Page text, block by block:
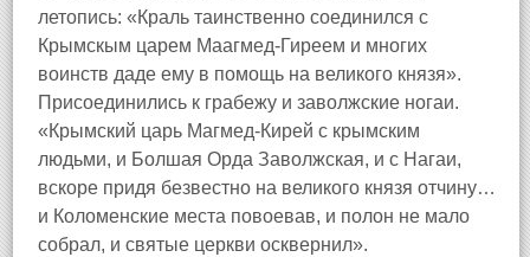
летопись: «Краль таинственно соединился с
Крымскым царем Маагмед-Гиреем и многих
воинств даде ему в помощь на великого князя».
Присоединились к грабежу и заволжские ногаи.
«Крымский царь Магмед-Кирей с крымским
людьми, и Болшая Орда Заволжская, и с Нагаи,
вскоре придя безвестно на великого князя отчину…
и Коломенские места повоевав, и полон не мало
собрал, и святые церкви осквернил».